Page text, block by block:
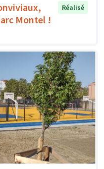
Montel !
Réalisé